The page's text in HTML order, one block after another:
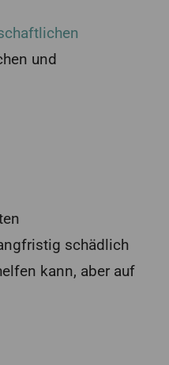
und
schädlich
kann, aber auf